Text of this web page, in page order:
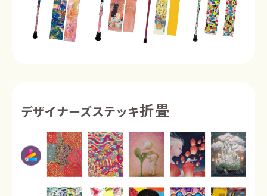
デザイナーズステッキ折畳